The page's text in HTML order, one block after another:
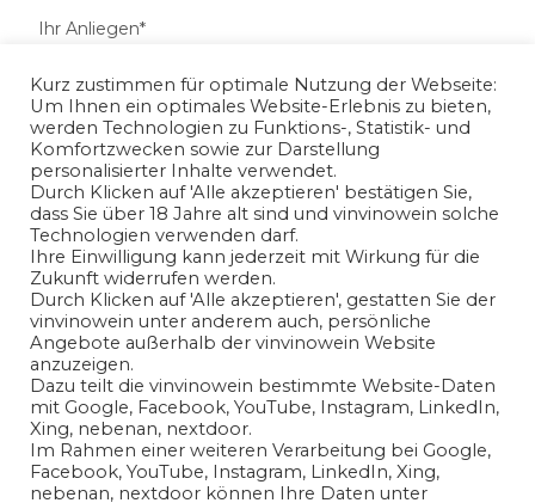
Ihr Anliegen*
Ich habe dieDatenschutzerklärunggelesen und bin mit
der Verarbeitung meiner angegeben
personenbezogenen Daten in Übereinstimmung mit den
Bedingungen derDatenschutzerklärungeinverstanden.
Ja
Kurz zustimmen für optimale Nutzung der Webseite:
Um Ihnen ein optimales Website-Erlebnis zu bieten,
werden Technologien zu Funktions-, Statistik- und
Komfortzwecken sowie zur Darstellung
personalisierter Inhalte verwendet.
Durch Klicken auf 'Alle akzeptieren' bestätigen Sie,
dass Sie über 18 Jahre alt sind und vinvinowein solche
Technologien verwenden darf.
Ihre Einwilligung kann jederzeit mit Wirkung für die
Zukunft widerrufen werden.
Durch Klicken auf 'Alle akzeptieren', gestatten Sie der
vinvinowein unter anderem auch, persönliche
Angebote außerhalb der vinvinowein Website
anzuzeigen.
Dazu teilt die vinvinowein bestimmte Website-Daten
mit Google, Facebook, YouTube, Instagram, LinkedIn,
Xing, nebenan, nextdoor.
Im Rahmen einer weiteren Verarbeitung bei Google,
Facebook, YouTube, Instagram, LinkedIn, Xing,
nebenan, nextdoor können Ihre Daten unter